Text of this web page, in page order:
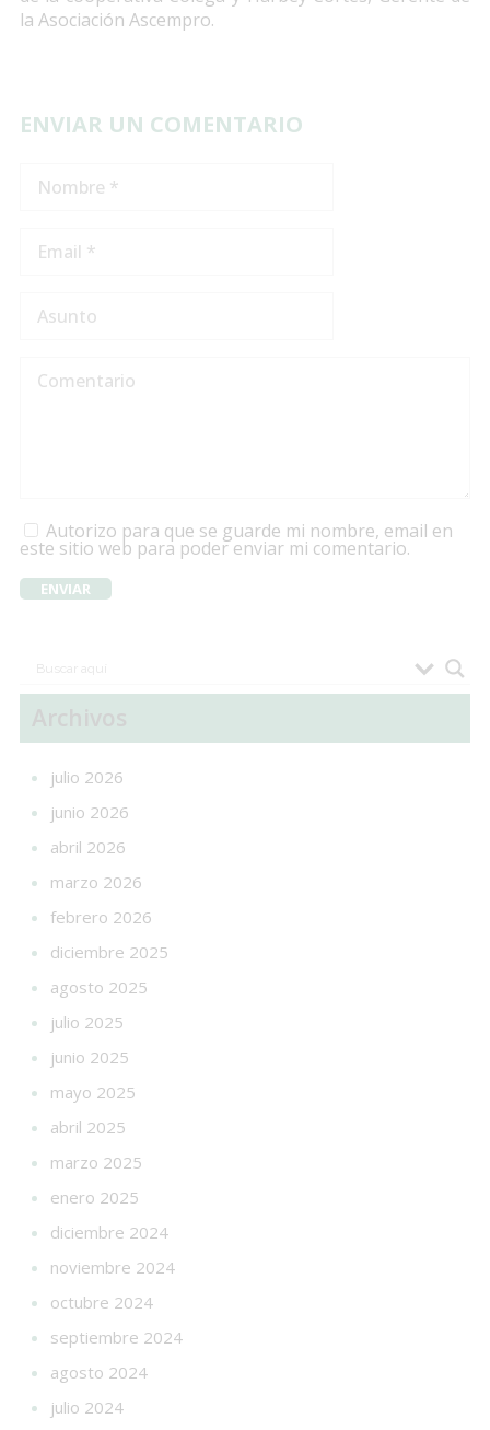
la Asociación Ascempro.
ENVIAR UN COMENTARIO
Autorizo para que se guarde mi nombre, email en
este sitio web para poder enviar mi comentario.
julio 2026
junio 2026
abril 2026
marzo 2026
febrero 2026
diciembre 2025
agosto 2025
julio 2025
junio 2025
mayo 2025
abril 2025
marzo 2025
enero 2025
diciembre 2024
noviembre 2024
octubre 2024
septiembre 2024
agosto 2024
julio 2024